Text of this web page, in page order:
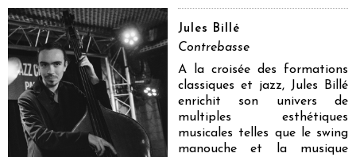
Jules Billé
Contrebasse
A la croisée des formations
classiques et jazz, Jules Billé
enrichit son univers de
multiples esthétiques
musicales telles que le swing
manouche et la musique